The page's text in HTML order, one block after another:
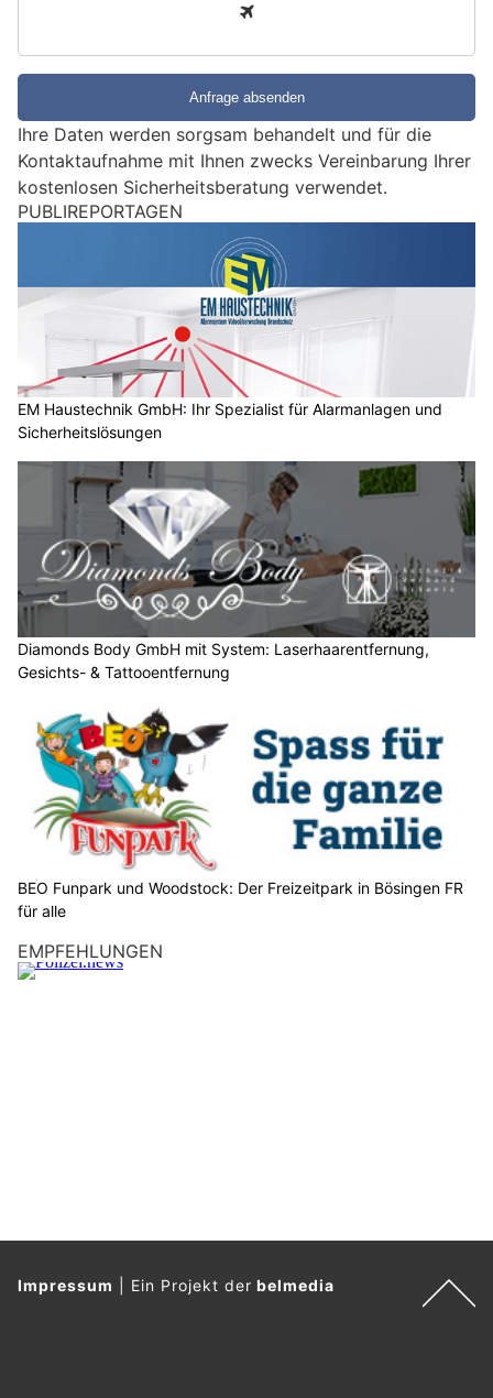
e
i
n
M
e
c
h
D
a
n
n
e
S
i
b
i
t
e
a
s
l
Ihre Daten werden sorgsam behandelt und für die
Kontaktaufnahme mit Ihnen zwecks Vereinbarung Ihrer
kostenlosen Sicherheitsberatung verwendet.
PUBLIREPORTAGEN
EM Haustechnik GmbH: Ihr Spezialist für Alarmanlagen und
Sicherheitslösungen
Diamonds Body GmbH mit System: Laserhaarentfernung,
Gesichts- & Tattooentfernung
BEO Funpark und Woodstock: Der Freizeitpark in Bösingen FR
für alle
EMPFEHLUNGEN
Impressum Ein Projekt derbelmedia